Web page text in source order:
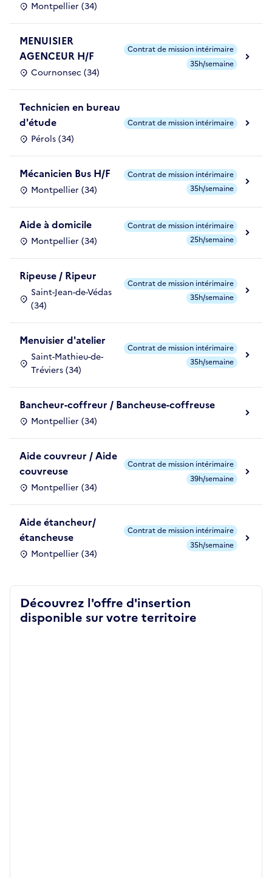
Montpellier (34)
MENUISIER
AGENCEUR H/F
Cournonsec (34)
Contrat de mission intérimaire
35h/semaine
Technicien en bureau
d'étude
Pérols (34)
Contrat de mission intérimaire
Mécanicien Bus H/F
Montpellier (34)
Contrat de mission intérimaire
35h/semaine
Aide à domicile
Montpellier (34)
Contrat de mission intérimaire
25h/semaine
Ripeuse / Ripeur
Saint-Jean-de-Védas
(34)
Contrat de mission intérimaire
35h/semaine
Menuisier d'atelier
Saint-Mathieu-de-
Tréviers (34)
Contrat de mission intérimaire
35h/semaine
Bancheur-coffreur / Bancheuse-coffreuse
Montpellier (34)
Aide couvreur / Aide
couvreuse
Montpellier (34)
Contrat de mission intérimaire
39h/semaine
Aide étancheur/
étancheuse
Montpellier (34)
Contrat de mission intérimaire
35h/semaine
Découvrez l'offre d'insertion
disponible sur votre territoire